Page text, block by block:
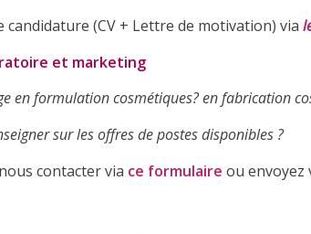
(CV + Lettre de motivation) via
et marketing
en formulation cosmétiques? en fabrication
sur les offres de postes disponibles ?
contacter via ce formulaire ou envoyez